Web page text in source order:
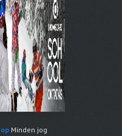
Minden jog